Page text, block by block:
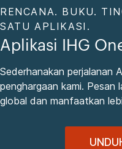
RENCANA. BUKU.
SATU APLIKASI.
Aplikasi IHG
Sederhanakan perjalanan
penghargaan kami. Pesan
global dan manfaatkan